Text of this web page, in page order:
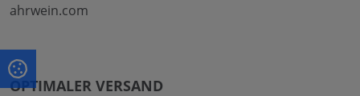
ahrwein.com
OPTIMALER VERSAND